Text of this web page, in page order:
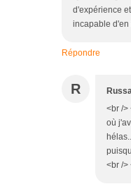
d'expérience
incapable d'en
Répondre
R
<br />
où
<br />